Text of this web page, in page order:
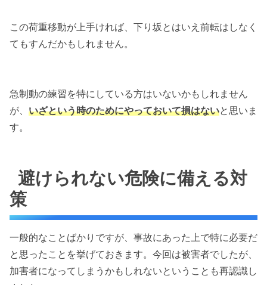
この荷重移動が上手ければ、下り坂とはいえ前転はしなく
てもすんだかもしれません。
急制動の練習を特にしている方はいないかもしれません
が、 いざという時のためにやっておいて損はないと思いま
す。
避けられない危険に備える対
策
一般的なことばかりですが、事故にあった上で特に必要だ
と思ったことを挙げておきます。今回は被害者でしたが、
加害者になってしまうかもしれないということも再認識し